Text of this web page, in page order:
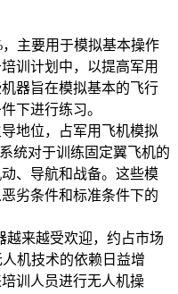
主要用于模拟基本操作
训计划中，以提高军用
器旨在模拟基本的飞行
下进行练习。
地位，占军用飞机模拟
统对于训练固定翼飞机的
、导航和战备。这些模
劣条件和标准条件下的
越来越受欢迎，约占市场
机技术的依赖日益增
训人员进行无人机操